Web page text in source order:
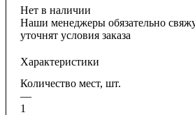
Нет в наличии
Наши менеджеры обязательно
уточнят условия заказа
Характеристики
Количество мест, шт.
—
1